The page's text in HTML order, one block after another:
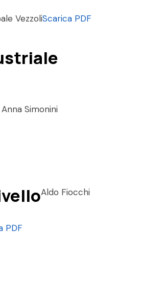
VezzoliScarica PDF
Simonini
Aldo Fiocchi
PDF